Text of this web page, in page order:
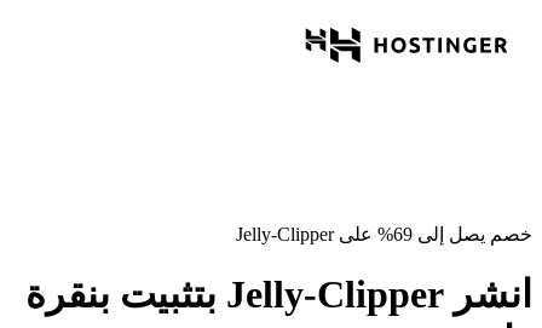
خصم يصل إلى 69% على Jelly-Clipper
انشر Jelly-Clipper بتثبيت بنقرة